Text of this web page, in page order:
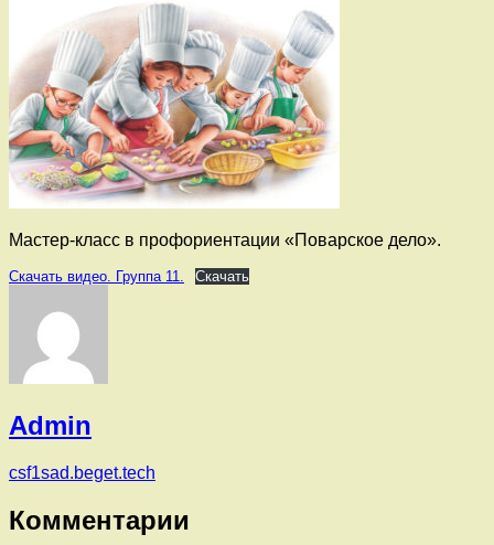
Мастер-класс в профориентации «Поварское дело».
Скачать видео. Группа 11. Скачать
Admin
csf1sad.beget.tech
Комментарии